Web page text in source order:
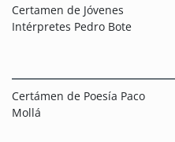
Certamen de Jóvenes
Intérpretes Pedro Bote
Certámen de Poesía Paco
Mollá